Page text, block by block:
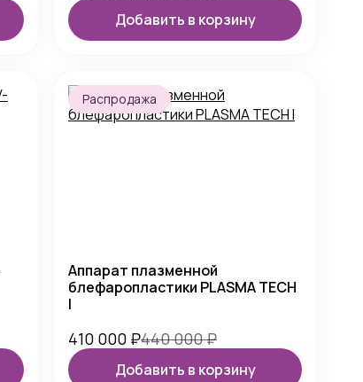
Добавить в корзину
Распродажа
Аппарат плазменной
блефаропластики PLASMA TECH
I
410 000 ₽440 000₽
Добавить в корзину